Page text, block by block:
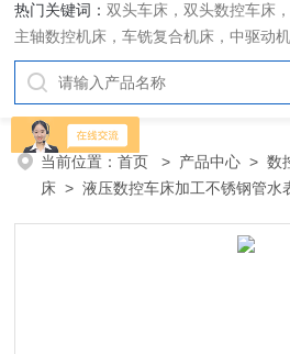
热门关键词：双头车床，双头数控车床
主轴数控机床，车铣复合机床，中驱动
当前位置：首页 > 产品中心 >数
床 > 液压数控车床加工不锈钢管水